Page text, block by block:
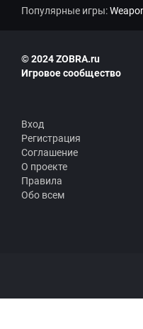
Популярные игры:
© 2024 ZOBRA.ru
Игровое сообщество
Вход
Регистрация
Соглашение
О проекте
Правила
Обо всем